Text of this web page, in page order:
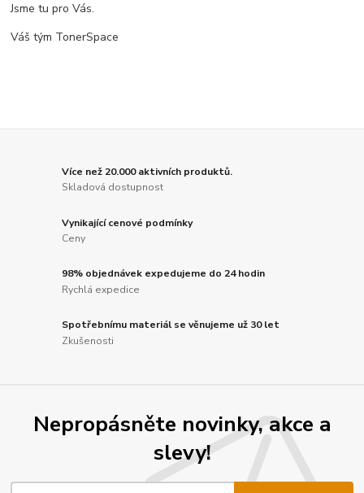
Jsme tu pro Vás.
Váš tým TonerSpace
Více než 20.000 aktivních produktů.
Skladová dostupnost
Vynikající cenové podmínky
Ceny
98% objednávek expedujeme do 24 hodin
Rychlá expedice
Spotřebnímu materiál se věnujeme už 30 let
Zkušenosti
Nepropásněte novinky, akce a
slevy!